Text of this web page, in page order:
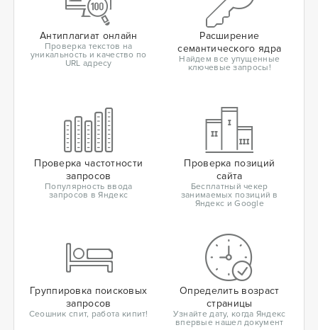
Антиплагиат онлайн
Проверка текстов на
уникальность и качество по
URL адресу
Расширение
семантического ядра
Найдем все упущенные
ключевые запросы!
Проверка частотности
запросов
Популярность ввода
запросов в Яндекс
Проверка позиций
сайта
Бесплатный чекер
занимаемых позиций в
Яндекс и Google
Группировка поисковых
запросов
Сеошник спит, работа кипит!
Определить возраст
страницы
Узнайте дату, когда Яндекс
впервые нашел документ